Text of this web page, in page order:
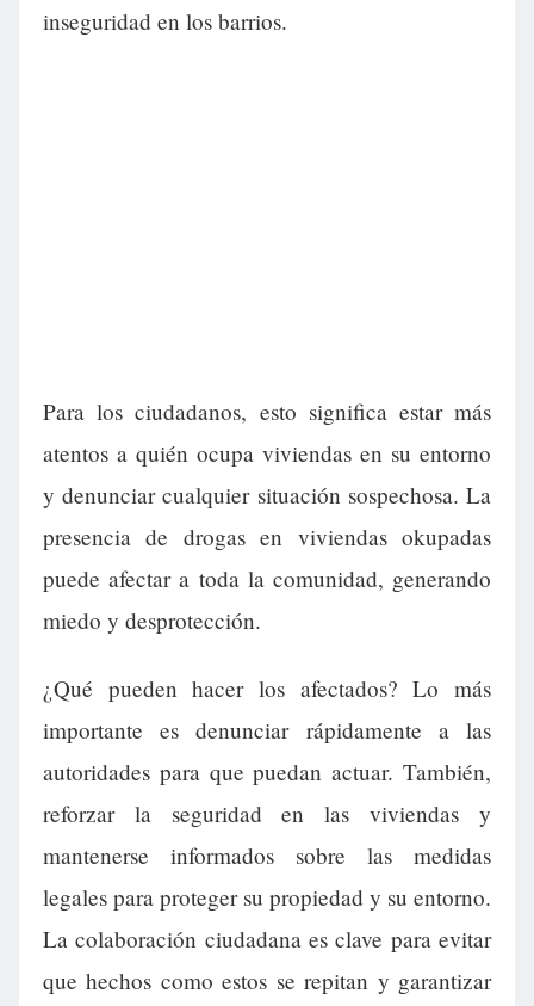
inseguridad en los barrios.
Para los ciudadanos, esto significa estar más
atentos a quién ocupa viviendas en su entorno
y denunciar cualquier situación sospechosa. La
presencia de drogas en viviendas okupadas
puede afectar a toda la comunidad, generando
miedo y desprotección.
¿Qué pueden hacer los afectados? Lo más
importante es denunciar rápidamente a las
autoridades para que puedan actuar. También,
reforzar la seguridad en las viviendas y
mantenerse informados sobre las medidas
legales para proteger su propiedad y su entorno.
La colaboración ciudadana es clave para evitar
que hechos como estos se repitan y garantizar